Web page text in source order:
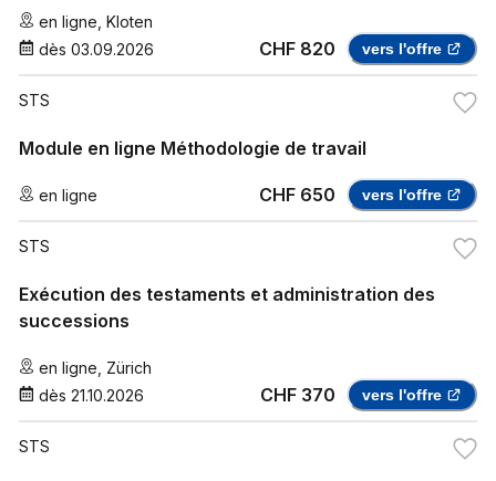
en ligne Kloten
dès 03.09.2026 CHF 820 vers l'offre
STS
Module en ligne Méthodologie de travail
en ligne CHF 650 vers l'offre
STS
Exécution des testaments et administration des
successions
en ligne Zürich
dès 21.10.2026 CHF 370 vers l'offre
STS